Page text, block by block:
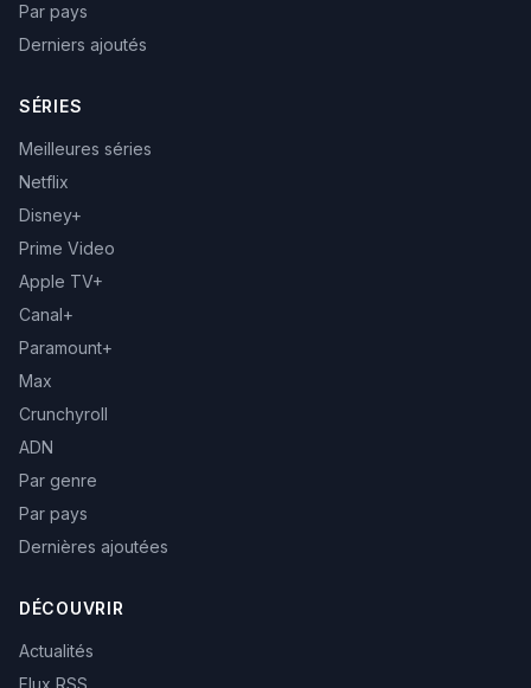
Par pays
Derniers ajoutés
SÉRIES
Meilleures séries
Netflix
Disney+
Prime Video
Apple TV+
Canal+
Paramount+
Max
Crunchyroll
ADN
Par genre
Par pays
Dernières ajoutées
DÉCOUVRIR
Actualités